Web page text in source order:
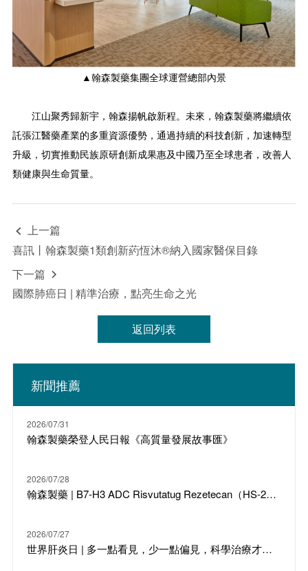
▲翰森製藥集團全球運營總部內景
江山聚秀歸新宇，翰森揚帆啟新程。未來，翰森製藥將繼續依
託張江醫藥產業的多重資源優勢，通過持續的科技創新，加速轉型
升級，切實推動民族原研創新成果惠及中國乃至全球患者，改善人
類健康與生命質量。
 上一篇
喜訊丨翰森製藥1類創新葯恆沐®納入國家醫保目錄
下一篇 
國際肺癌日 | 精準治療，點亮生命之光
返回列表
新聞推薦
2026/07/31
翰森製藥榮登人民日報《高質量發展故事匯》
2026/07/28
翰森製藥 | B7-H3 ADC Risvutatug Rezetecan（HS-20093）骨肉瘤III期臨床ARTEMIS-011達到IRC-PFS主要終點
2026/07/27
世界肝炎日 | 多一點看見，少一點偏見，科學治療才是打敗乙肝的最強答案